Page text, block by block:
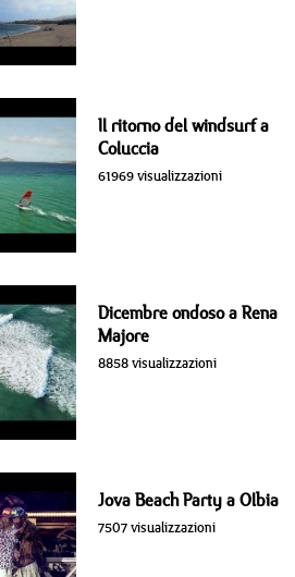
Il ritorno del windsurf a
Coluccia
61969 visualizzazioni
Dicembre ondoso a Rena
Majore
8858 visualizzazioni
Jova Beach Party a Olbia
7507 visualizzazioni